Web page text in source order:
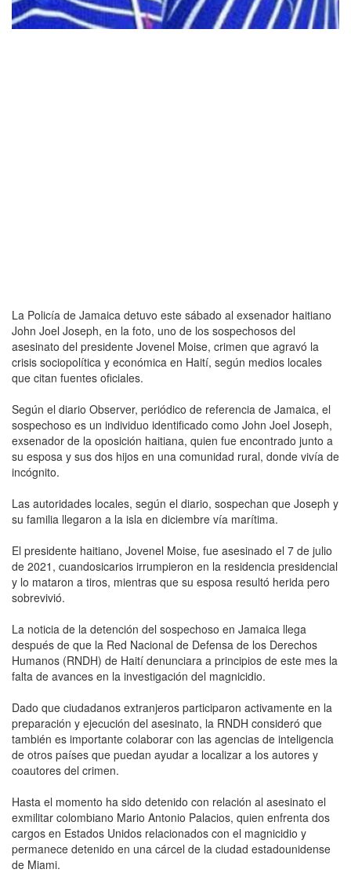
La Policía de Jamaica detuvo este sábado al exsenador haitiano
John Joel Joseph, en la foto, uno de los sospechosos del
asesinato del presidente Jovenel Moise, crimen que agravó la
crisis sociopolítica y económica en Haití, según medios locales
que citan fuentes oficiales.
Según el diario Observer, periódico de referencia de Jamaica, el
sospechoso es un individuo identificado como John Joel Joseph,
exsenador de la oposición haitiana, quien fue encontrado junto a
su esposa y sus dos hijos en una comunidad rural, donde vivía de
incógnito.
Las autoridades locales, según el diario, sospechan que Joseph y
su familia llegaron a la isla en diciembre vía marítima.
El presidente haitiano, Jovenel Moise, fue asesinado el 7 de julio
de 2021, cuandosicarios irrumpieron en la residencia presidencial
y lo mataron a tiros, mientras que su esposa resultó herida pero
sobrevivió.
La noticia de la detención del sospechoso en Jamaica llega
después de que la Red Nacional de Defensa de los Derechos
Humanos (RNDH) de Haití denunciara a principios de este mes la
falta de avances en la investigación del magnicidio.
Dado que ciudadanos extranjeros participaron activamente en la
preparación y ejecución del asesinato, la RNDH consideró que
también es importante colaborar con las agencias de inteligencia
de otros países que puedan ayudar a localizar a los autores y
coautores del crimen.
Hasta el momento ha sido detenido con relación al asesinato el
exmilitar colombiano Mario Antonio Palacios, quien enfrenta dos
cargos en Estados Unidos relacionados con el magnicidio y
permanece detenido en una cárcel de la ciudad estadounidense
de Miami.